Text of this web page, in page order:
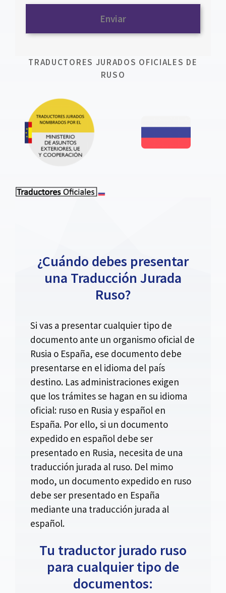
TRADUCTORES JURADOS OFICIALES DE
RUSO
¿Cuándo debes presentar
una Traducción Jurada
Ruso?
Si vas a presentar cualquier tipo de
documento ante un organismo oficial de
Rusia o España, ese documento debe
presentarse en el idioma del país
destino. Las administraciones exigen
que los trámites se hagan en su idioma
oficial: ruso en Rusia y español en
España. Por ello, si un documento
expedido en español debe ser
presentado en Rusia, necesita de una
traducción jurada al ruso. Del mimo
modo, un documento expedido en ruso
debe ser presentado en España
mediante una traducción jurada al
español.
Tu traductor jurado ruso
para cualquier tipo de
documentos: